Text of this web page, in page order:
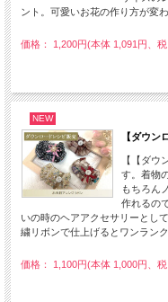
ント。可愛いお花の作り方が変
価格： 1,200円(本体 1,091円、
NEW
【ダウン
【【ダウ
す。着物
もちろん
作れるの
いの時のヘアアクセサリーとし
繍リボンで仕上げるとワンラン
価格： 1,100円(本体 1,000円、